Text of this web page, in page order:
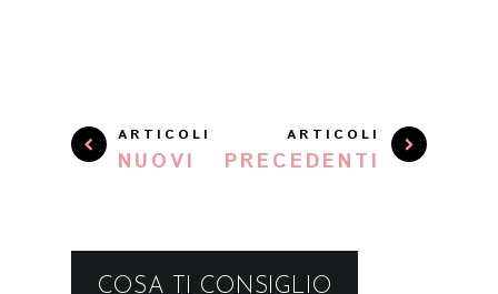
ARTICOLI
NUOVI
ARTICOLI
PRECEDENTI
COSA TI CONSIGLIO